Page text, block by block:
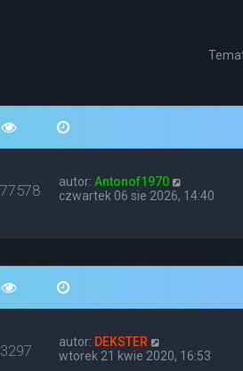
autor:Antonof1970
czwartek 06 sie 2026, 14:40
autor: DEKSTER
wtorek 21 kwie 2020, 16:53